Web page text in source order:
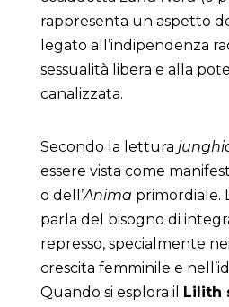
rappresenta un aspetto
legato all’indipendenza
sessualità libera e alla
canalizzata.
Secondo la lettura
essere vista come
o dell’Anima primordiale.
parla del bisogno di
represso, specialmente
crescita femminile e
Quando si esplora il Lilith